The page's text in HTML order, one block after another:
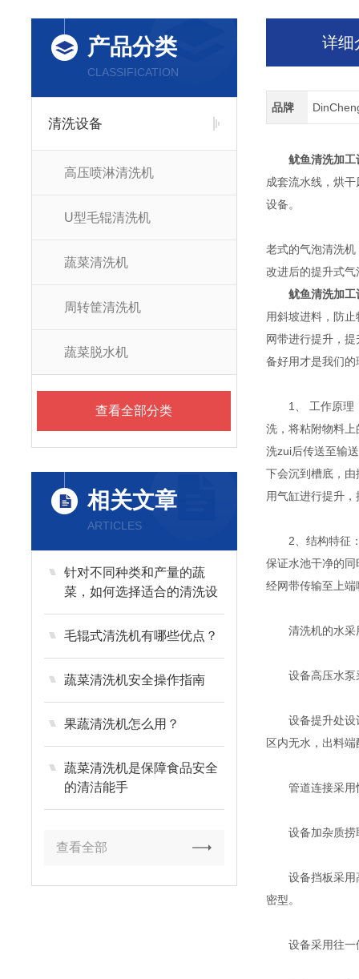
产品分类
CLASSIFICATION
清洗设备
高压喷淋清洗机
U型毛辊清洗机
蔬菜清洗机
周转筐清洗机
蔬菜脱水机
查看全部分类
相关文章
ARTICLES
针对不同种类和产量的蔬
菜，如何选择适合的清洗设
备？
毛辊式清洗机有哪些优点？
蔬菜清洗机安全操作指南
果蔬清洗机怎么用？
蔬菜清洗机是保障食品安全
的清洁能手
查看全部
详细
品牌
鱿鱼清洗加
成套流水线，烘
设备。
老式的气泡清洗机
改进后的提升式气
鱿鱼清洗加
用斜坡进料，防
网带进行提升，
备好用才是我们的
1、 工作原理：
洗，将粘附物料
洗zui后传送至输
下会沉到槽底，
用气缸进行提升
2、结构特征：
保证水池干净的
经网带传输至上
清洗机的水采用
设备高压水泵采
设备提升处设计
区内无水，出料
管道连接采用快
设备加杂质捞
设备挡板采用高
密型。
设备采用往一侧